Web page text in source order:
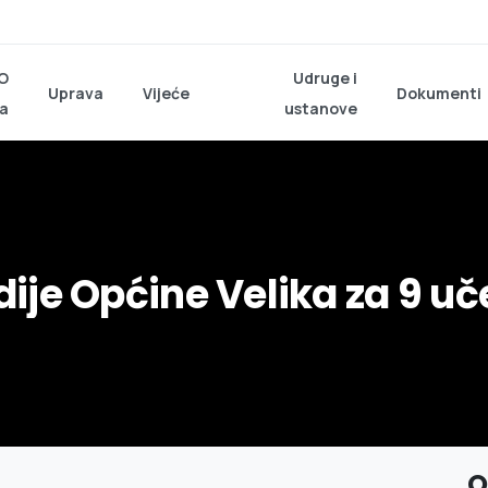
Uprava Vijeće
Udruge i
ustanove
Dokumenti
OpćineVelikaza9